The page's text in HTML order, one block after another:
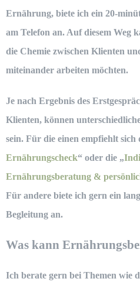
Ernährung, biete ich ein 20-
am Telefon an. Auf diesem Weg
die Chemie zwischen Klienten
miteinander arbeiten möchten.
Je nach Ergebnis des
Klienten, können
sein. Für die einen empfiehlt sich
Ernährungscheck“ oder die „
Ernährungsberatung &
Für andere biete ich gern ein
Begleitung an.
Was kann
Ich berate gern bei Themen wie